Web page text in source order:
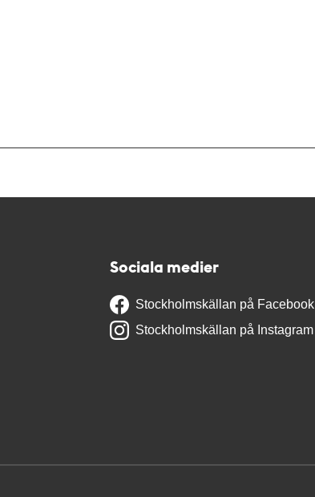
Sociala medier
Stockholmskällan på Facebook
Stockholmskällan på Instagram